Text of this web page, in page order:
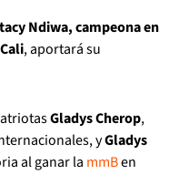
Ndiwa, campeona en
, aportará su
Gladys Cherop,
yGladys
al ganar la mmBen